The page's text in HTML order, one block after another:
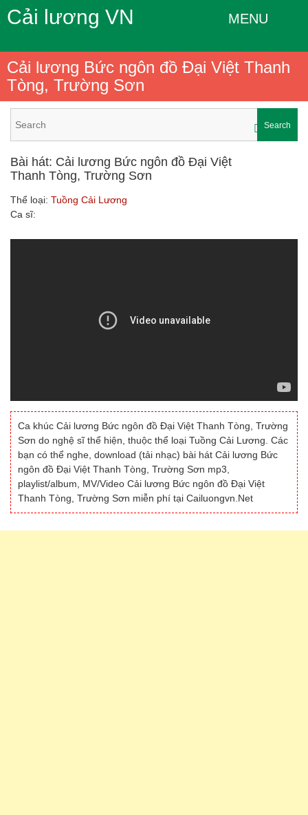
Cải lương VN MENU
Cải lương Bức ngôn đồ Đại Việt Thanh
Tòng, Trường Sơn
Search
Bài hát: Cải lương Bức ngôn đồ Đại Việt
Thanh Tòng, Trường Sơn
Thể loại: Tuồng Cải Lương
Ca sĩ:
Ca khúc Cải lương Bức ngôn đồ Đại Việt Thanh Tòng, Trường
Sơn do nghệ sĩ thể hiện, thuộc thể loại Tuồng Cải Lương. Các
bạn có thể nghe, download (tải nhạc) bài hát Cải lương Bức
ngôn đồ Đại Việt Thanh Tòng, Trường Sơn mp3,
playlist/album, MV/Video Cải lương Bức ngôn đồ Đại Việt
Thanh Tòng, Trường Sơn miễn phí tại Cailuongvn.Net